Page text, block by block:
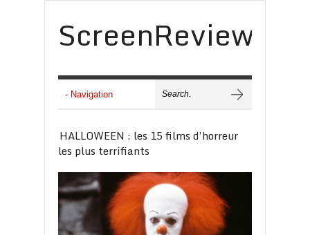
ScreenReview
HALLOWEEN : les 15 films d’horreur
les plus terrifiants